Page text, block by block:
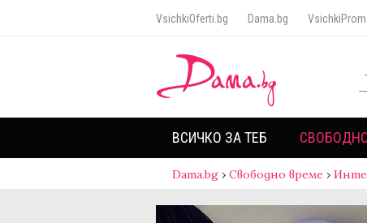
VsichkiOferti.bg Dama.bg
ВСИЧКО ЗА ТЕБ
Dama.bg › Свободно време ›